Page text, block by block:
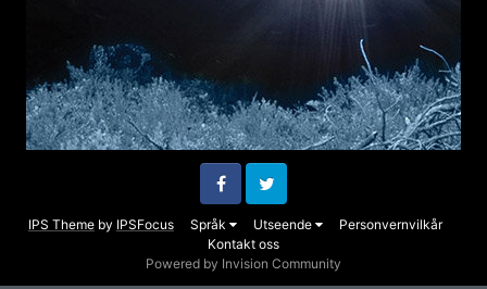
IPS Theme by IPSFocus Språk Utseende
Personvernvilkår
Kontakt oss
FacebookTwitter
Powered by Invision Community